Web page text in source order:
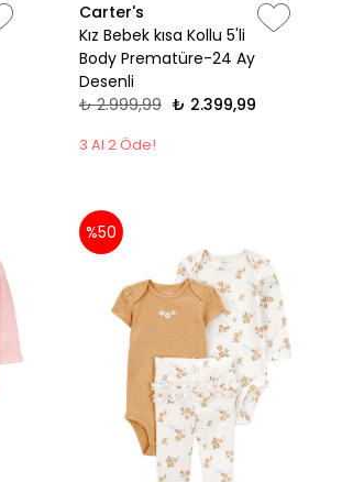
Carter's
Kız Bebek kısa Kollu 5'li
Body Prematüre-24 Ay
Desenli
₺ 2.999,99 ₺ 2.399,99
3 Al 2 Öde!
%50